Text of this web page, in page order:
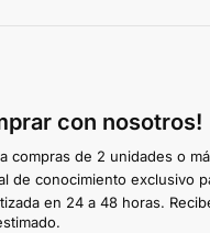
con nosotros!
compras de 2 unidades o
de conocimiento exclusivo
en 24 a 48 horas.